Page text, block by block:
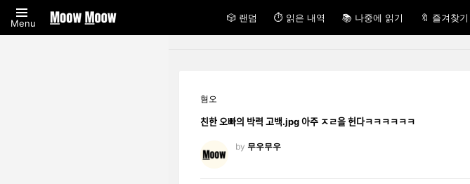
Menu 🎲 랜덤 ⏱ 읽은 내역 📚 나중에 읽기 🔖 즐겨찾기
혐오
친한 오빠의 박력 고백.jpg 아주 ㅈㄹ을 헌다ㅋㅋㅋㅋㅋㅋ
by 무우무우